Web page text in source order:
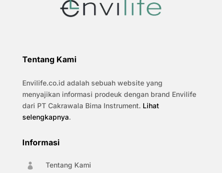
Tentang Kami
Envilife.co.id adalah sebuah website yang
menyajikan informasi prodeuk dengan brand Envilife
dari PT Cakrawala Bima Instrument. Lihat
selengkapnya.
Informasi
 Tentang Kami